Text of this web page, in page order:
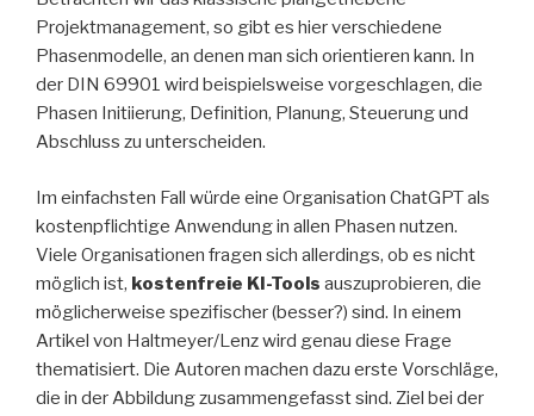
Projektmanagement, so gibt es hier verschiedene
Phasenmodelle, an denen man sich orientieren kann. In
der DIN 69901 wird beispielsweise vorgeschlagen, die
Phasen Initiierung, Definition, Planung, Steuerung und
Abschluss zu unterscheiden.
Im einfachsten Fall würde eine Organisation ChatGPT als
kostenpflichtige Anwendung in allen Phasen nutzen.
Viele Organisationen fragen sich allerdings, ob es nicht
möglich ist, kostenfreie KI-Tools auszuprobieren, die
möglicherweise spezifischer (besser?) sind. In einem
Artikel von Haltmeyer/Lenz wird genau diese Frage
thematisiert. Die Autoren machen dazu erste Vorschläge,
die in der Abbildung zusammengefasst sind. Ziel bei der